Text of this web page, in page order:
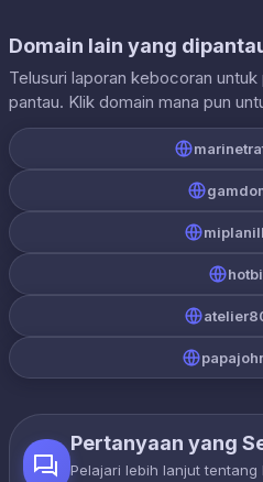
Domain lain yang
Telusuri laporan kebocoran untuk
pantau. Klik domain mana pun
Pertanyaan yang
Pelajari lebih lanjut